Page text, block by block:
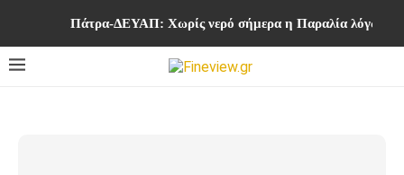
Πάτρα-ΔΕΥΑΠ: Χωρίς νερό σήμερα η Παραλία λόγω